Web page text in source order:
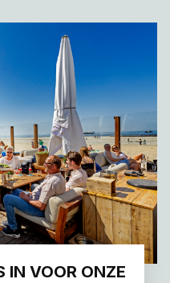
IN VOOR ONZE